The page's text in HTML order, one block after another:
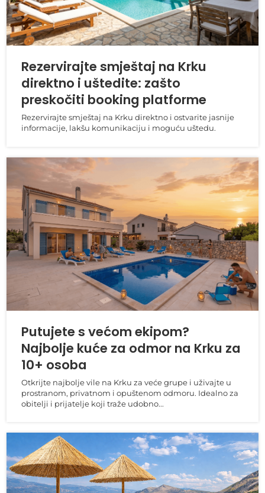
Rezervirajte smještaj na Krku
direktno i uštedite: zašto
preskočiti booking platforme
Rezervirajte smještaj na Krku direktno i ostvarite jasnije
informacije, lakšu komunikaciju i moguću uštedu.
Putujete s većom ekipom?
Najbolje kuće za odmor na Krku za
10+ osoba
Otkrijte najbolje vile na Krku za veće grupe i uživajte u
prostranom, privatnom i opuštenom odmoru. Idealno za
obitelji i prijatelje koji traže udobno...